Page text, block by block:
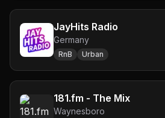
JayHits Radio
Germany
RnB Urban
181.fm - The Mix
Waynesboro